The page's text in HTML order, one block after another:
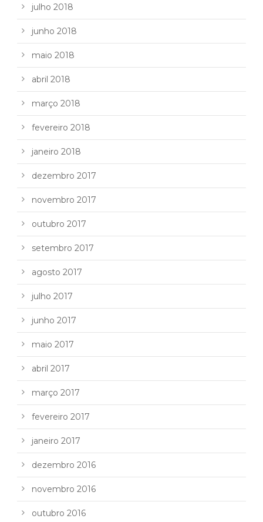
julho 2018
junho 2018
maio 2018
abril 2018
março 2018
fevereiro 2018
janeiro 2018
dezembro 2017
novembro 2017
outubro 2017
setembro 2017
agosto 2017
julho 2017
junho 2017
maio 2017
abril 2017
março 2017
fevereiro 2017
janeiro 2017
dezembro 2016
novembro 2016
outubro 2016